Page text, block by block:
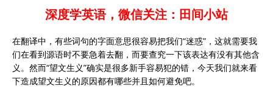
深度学英语，微信关注：田间小站
在翻译中，有些词句的字面意思很容易把我们“迷惑”，这就需要我
们在看到源语时不要急着去翻，而要查究一下该表达有没有其他含
义。然而“望文生义”确实是很多新手容易犯的错，今天我们就来看
下造成望文生义的原因都有哪些并且如何避免吧。